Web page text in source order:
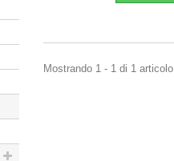
Mostrando 1 - 1 di 1 articolo